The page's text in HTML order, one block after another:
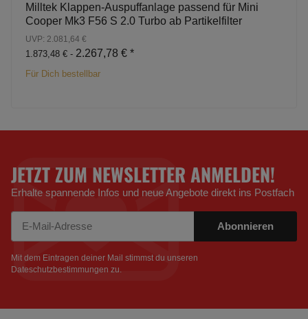
Milltek Klappen-Auspuffanlage passend für Mini
Cooper Mk3 F56 S 2.0 Turbo ab Partikelfilter
UVP: 2.081,64 €
1.873,48 € - 2.267,78 € *
Für Dich bestellbar
JETZT ZUM NEWSLETTER ANMELDEN!
Erhalte spannende Infos und neue Angebote direkt ins Postfach
Abonnieren
Mit dem Eintragen deiner Mail stimmst du unseren
Dateschutzbestimmungen zu.